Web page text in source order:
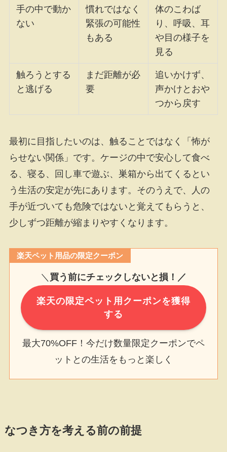
手の中で動か
ない
慣れではなく
緊張の可能性
もある
体のこわば
り、呼吸、耳
や目の様子を
見る
触ろうとする
と逃げる
まだ距離が必
要
追いかけず、
声かけとおや
つから戻す
最初に目指したいのは、触ることではなく「怖が
らせない関係」です。ケージの中で安心して食べ
る、寝る、回し車で遊ぶ、巣箱から出てくるとい
う生活の安定が先にあります。そのうえで、人の
手が近づいても危険ではないと覚えてもらうと、
少しずつ距離が縮まりやすくなります。
楽天ペット用品の限定クーポン
＼ 買う前にチェックしないと損！／
楽天の限定ペット用クーポンを獲得
する
最大70%OFF！今だけ数量限定クーポンでペ
ットとの生活をもっと楽しく
なつき方を考える前の前提